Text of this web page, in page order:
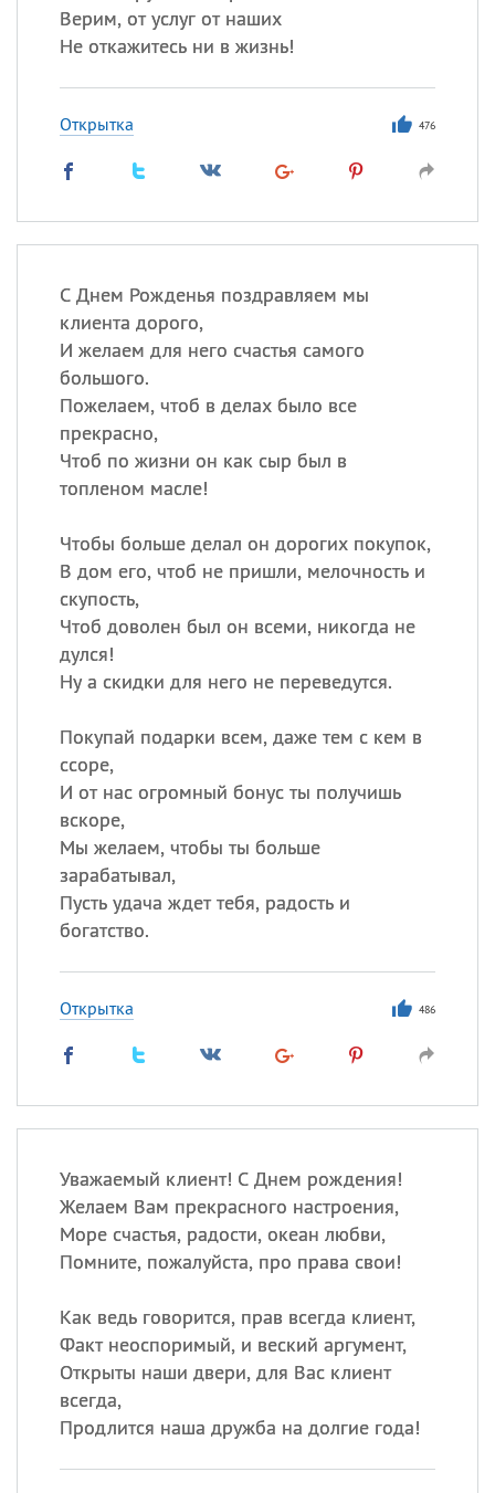
Верим, от услуг от наших
Не откажитесь ни в жизнь!
Открытка 476
С Днем Рожденья поздравляем мы
клиента дорого,
И желаем для него счастья самого
большого.
Пожелаем, чтоб в делах было все
прекрасно,
Чтоб по жизни он как сыр был в
топленом масле!
Чтобы больше делал он дорогих покупок,
В дом его, чтоб не пришли, мелочность и
скупость,
Чтоб доволен был он всеми, никогда не
дулся!
Ну а скидки для него не переведутся.
Покупай подарки всем, даже тем с кем в
ссоре,
И от нас огромный бонус ты получишь
вскоре,
Мы желаем, чтобы ты больше
зарабатывал,
Пусть удача ждет тебя, радость и
богатство.
Открытка 486
Уважаемый клиент! С Днем рождения!
Желаем Вам прекрасного настроения,
Море счастья, радости, океан любви,
Помните, пожалуйста, про права свои!
Как ведь говорится, прав всегда клиент,
Факт неоспоримый, и веский аргумент,
Открыты наши двери, для Вас клиент
всегда,
Продлится наша дружба на долгие года!